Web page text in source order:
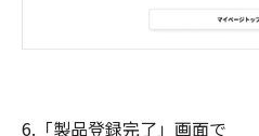
6.「製品登録完了」画面で